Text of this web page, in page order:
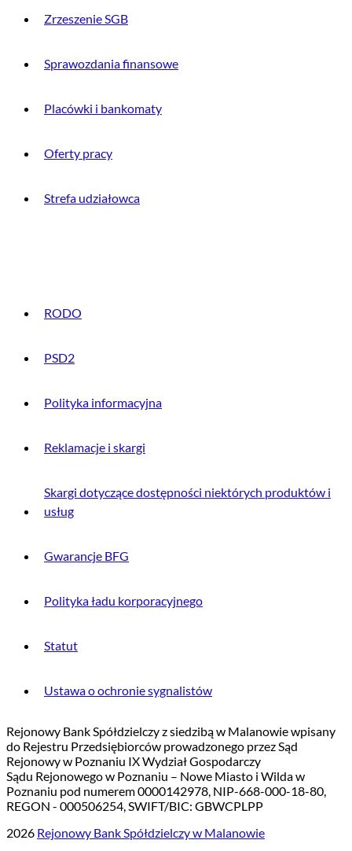
Zrzeszenie SGB
Sprawozdania finansowe
Placówki i bankomaty
Oferty pracy
Strefa udziałowca
RODO
PSD2
Polityka informacyjna
Reklamacje i skargi
Skargi dotyczące dostępności niektórych produktów i
usług
Gwarancje BFG
Polityka ładu korporacyjnego
Statut
Ustawa o ochronie sygnalistów
Rejonowy Bank Spółdzielczy z siedzibą w Malanowie wpisany
do Rejestru Przedsiębiorców prowadzonego przez Sąd
Rejonowy w Poznaniu IX Wydział Gospodarczy
Sądu Rejonowego w Poznaniu – Nowe Miasto i Wilda w
Poznaniu pod numerem 0000142978, NIP-668-000-18-80,
REGON - 000506254, SWIFT/BIC: GBWCPLPP
2026 Rejonowy Bank Spółdzielczy w Malanowie